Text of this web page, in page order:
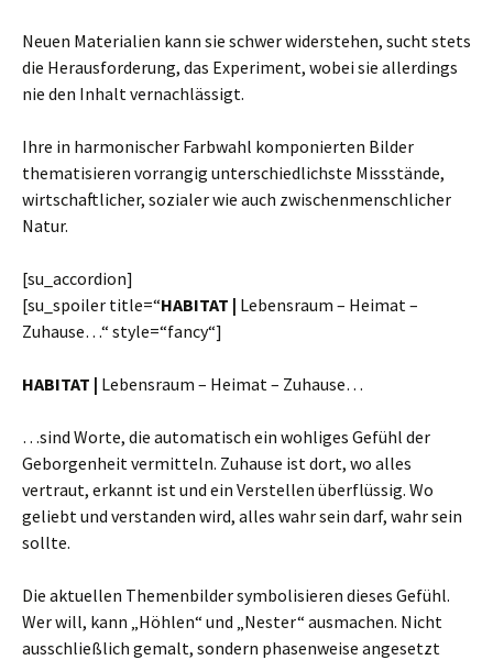
Neuen Materialien kann sie schwer widerstehen, sucht stets
die Herausforderung, das Experiment, wobei sie allerdings
nie den Inhalt vernachlässigt.
Ihre in harmonischer Farbwahl komponierten Bilder
thematisieren vorrangig unterschiedlichste Missstände,
wirtschaftlicher, sozialer wie auch zwischenmenschlicher
Natur.
[su_accordion]
[su_spoiler title=“HABITAT | Lebensraum – Heimat –
Zuhause…“ style=“fancy“]
HABITAT | Lebensraum – Heimat – Zuhause…
…sind Worte, die automatisch ein wohliges Gefühl der
Geborgenheit vermitteln. Zuhause ist dort, wo alles
vertraut, erkannt ist und ein Verstellen überflüssig. Wo
geliebt und verstanden wird, alles wahr sein darf, wahr sein
sollte.
Die aktuellen Themenbilder symbolisieren dieses Gefühl.
Wer will, kann „Höhlen“ und „Nester“ ausmachen. Nicht
ausschließlich gemalt, sondern phasenweise angesetzt